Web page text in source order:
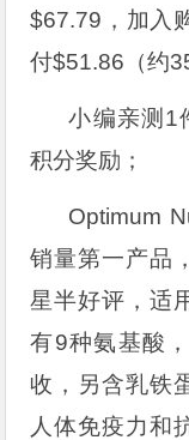
$67.79，加入
付$51.86（约
小编亲测1
积分奖励；
Optimum
销量第一产品
星半好评，适
有9种氨基酸
收，另含乳铁
人体免疫力和